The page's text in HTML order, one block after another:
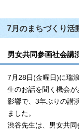
7月のまちづくり活
男女共同参画社会講
7月28日(金曜日)に瑞
生のお話を聞く機会
影響で、3年ぶりの講
ました。
渋谷先生は、男女共